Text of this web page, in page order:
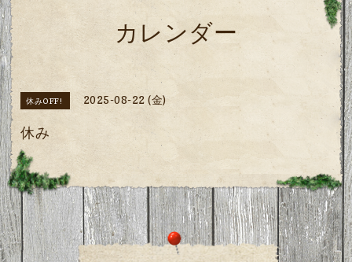
カレンダー
休みOFF! 2025-08-22 (金)
休み